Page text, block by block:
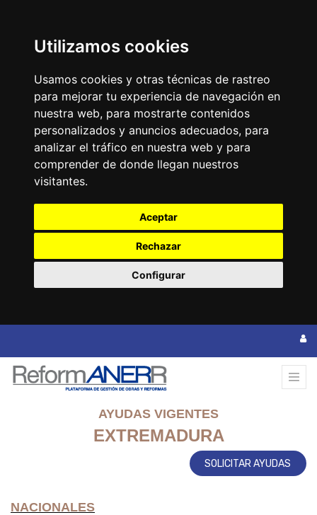
Utilizamos cookies
Usamos cookies y otras técnicas de rastreo
para mejorar tu experiencia de navegación en
nuestra web, para mostrarte contenidos
personalizados y anuncios adecuados, para
analizar el tráfico en nuestra web y para
comprender de donde llegan nuestros
visitantes.
Aceptar
Rechazar
Configurar
AYUDAS VIGENTES
EXTREMADURA
SOLICITAR AYUDAS
NACIONALES